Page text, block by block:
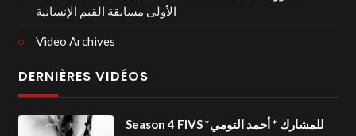
الأولى مسابقة القيم الإنسانية
Video Archives
DERNIÈRES VIDÉOS
Season 4 FIVS للمشارك * أحمد التومي*